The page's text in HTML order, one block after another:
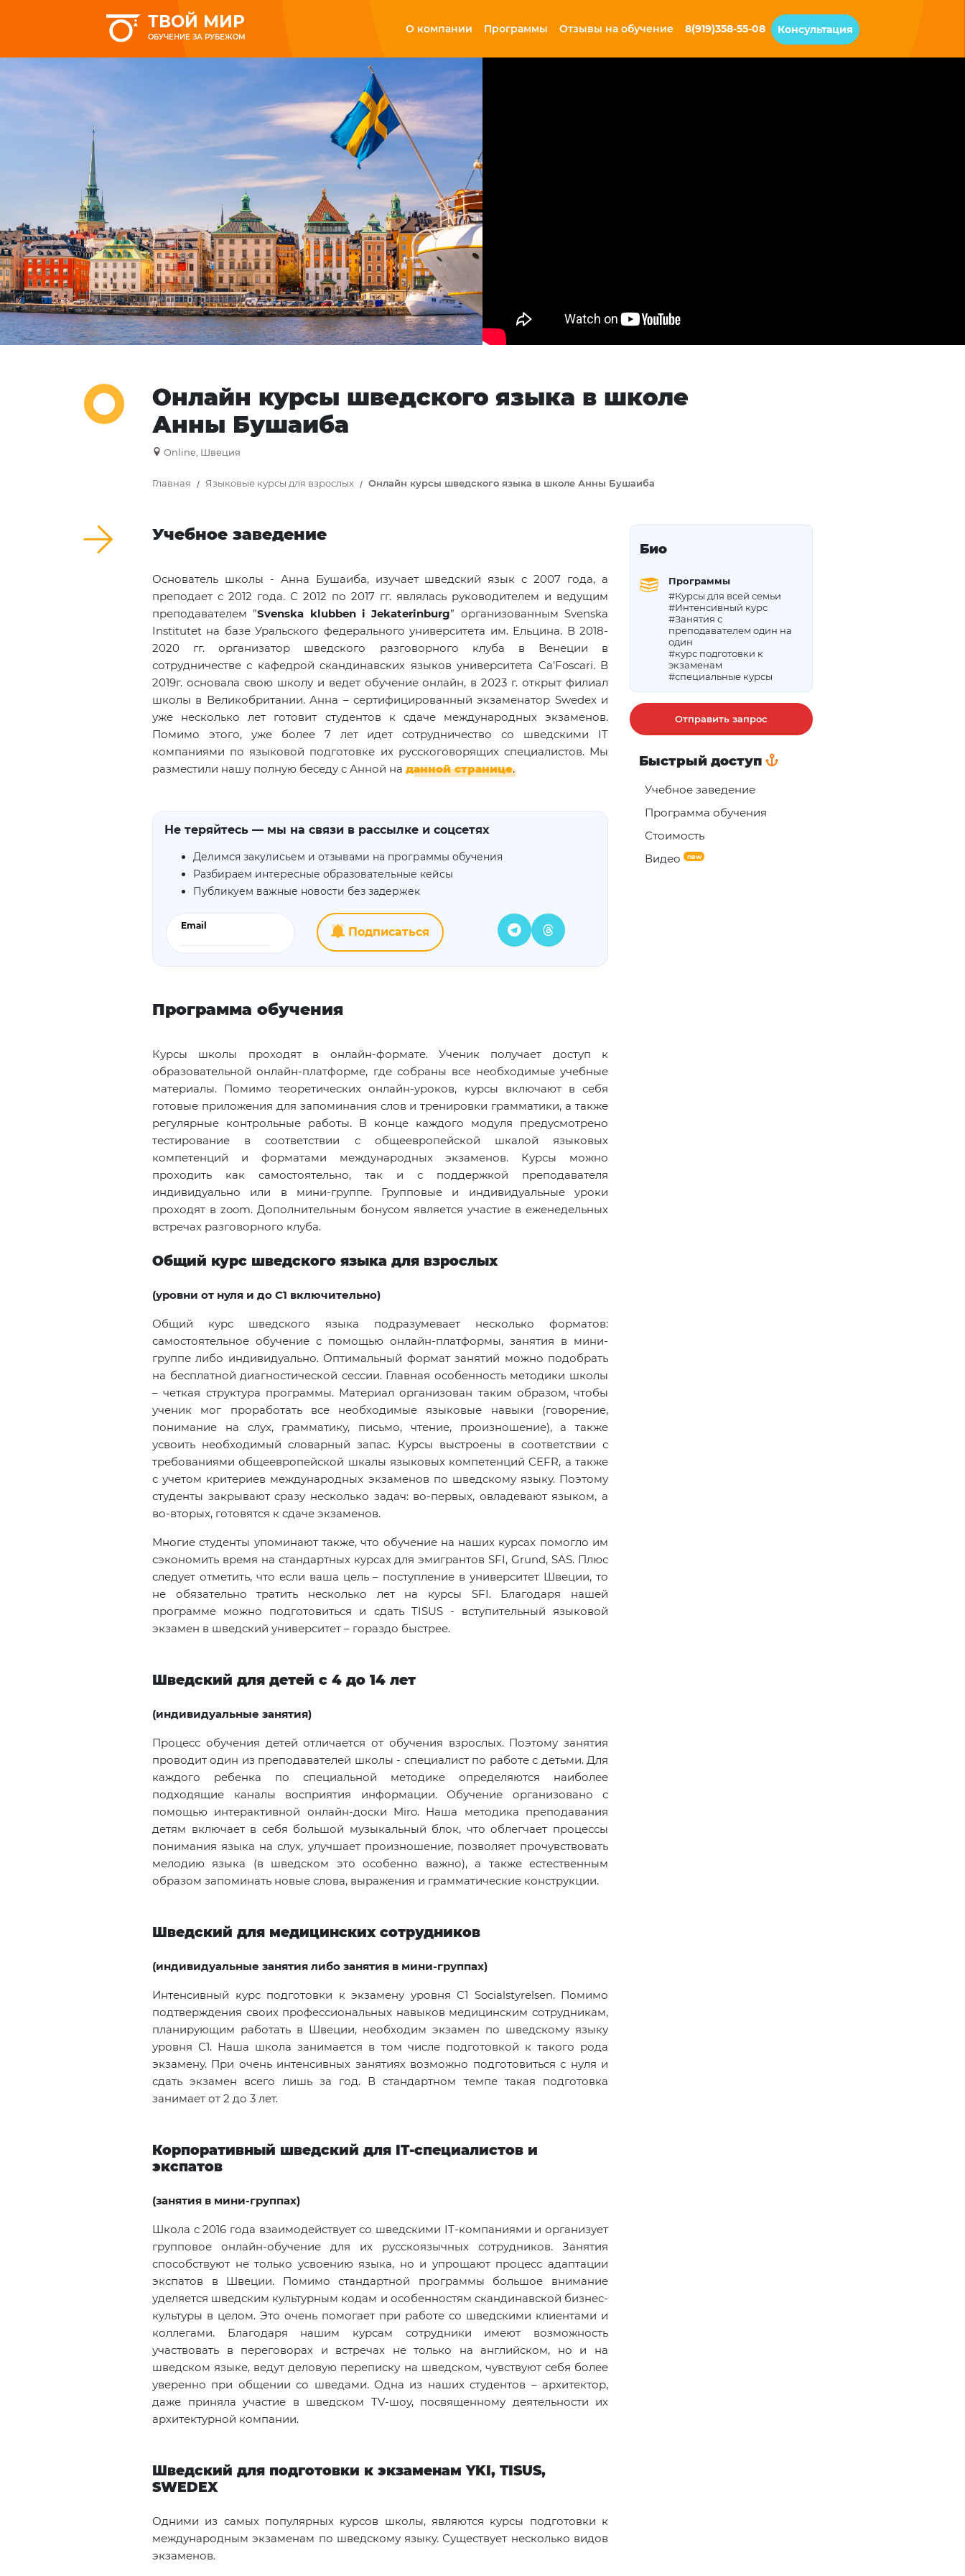
ТВОЙ МИР
ОБУЧЕНИЕ ЗА РУБЕЖОМ
О компании Программы Отзывы на обучение 8(919)358-55-08 Консультация
Онлайн курсы шведского языка в школе
Анны Бушаиба
Online, Швеция
Главная Языковые курсы для взрослых Онлайн курсы шведского языка в школе Анны Бушаиба
Учебное заведение
Основатель школы - Анна Бушаиба, изучает шведский язык с 2007 года, а
преподает с 2012 года. С 2012 по 2017 гг. являлась руководителем и ведущим
преподавателем ”Svenska klubben i Jekaterinburg” организованнымSvenska
Institutet на базе Уральского федерального университета им. Ельцина. В 2018-
2020 гг. организатор шведского разговорного клуба в Венеции в
сотрудничестве с кафедрой скандинавских языков университета Ca’Foscari. В
2019г. основала свою школу и ведет обучение онлайн, в 2023 г. открыт филиал
школы в Великобритании. Анна – сертифицированный экзаменатор Swedex и
уже несколько лет готовит студентов к сдаче международных экзаменов.
Помимо этого, уже более 7 лет идет сотрудничество со шведскими IT
компаниями по языковой подготовке их русскоговорящих специалистов. Мы
разместили нашу полную беседу с Анной на данной странице.
Не теряйтесь — мы на связи в рассылке и соцсетях
Делимся закулисьем и отзывами на программы обучения
Разбираем интересные образовательные кейсы
Публикуем важные новости без задержек
Email Подписаться
Программа обучения
Курсы школы проходят в онлайн-формате. Ученик получает доступ к
образовательной онлайн-платформе, где собраны все необходимые учебные
материалы. Помимо теоретических онлайн-уроков, курсы включают в себя
готовые приложения для запоминания слов и тренировки грамматики, а также
регулярные контрольные работы. В конце каждого модуля предусмотрено
тестирование в соответствии с общеевропейской шкалой языковых
компетенций и форматами международных экзаменов. Курсы можно
проходить как самостоятельно, так и с поддержкой преподавателя
индивидуально или в мини-группе. Групповые и индивидуальные уроки
проходят в zoom. Дополнительным бонусом является участие в еженедельных
встречах разговорного клуба.
Общий курс шведского языка для взрослых
(уровни от нуля и до С1 включительно)
Общий курс шведского языка подразумевает несколько форматов:
самостоятельное обучение с помощью онлайн-платформы, занятия в мини-
группе либо индивидуально. Оптимальный формат занятий можно подобрать
на бесплатной диагностической сессии. Главная особенность методики школы
– четкая структура программы. Материал организован таким образом, чтобы
ученик мог проработать все необходимые языковые навыки (говорение,
понимание на слух, грамматику, письмо, чтение, произношение), а также
усвоить необходимый словарный запас. Курсы выстроены в соответствии с
требованиями общеевропейской шкалы языковых компетенцийCEFR, а также
с учетом критериев международных экзаменов по шведскому языку. Поэтому
студенты закрывают сразу несколько задач: во-первых, овладевают языком, а
во-вторых, готовятся к сдаче экзаменов.
Многие студенты упоминают также, что обучение на наших курсах помогло им
сэкономить время на стандартных курсах для эмигрантовSFI,Grund,SAS. Плюс
следует отметить, что если ваша цель – поступление в университет Швеции, то
не обязательно тратить несколько лет на курсы SFI. Благодаря нашей
программе можно подготовиться и сдать TISUS- вступительный языковой
экзамен в шведский университет – гораздо быстрее.
Шведский для детей с 4 до 14 лет
(индивидуальные занятия)
Процесс обучения детей отличается от обучения взрослых. Поэтому занятия
проводит один из преподавателей школы - специалист по работе с детьми. Для
каждого ребенка по специальной методике определяются наиболее
подходящие каналы восприятия информации. Обучение организовано с
помощью интерактивной онлайн-доски Miro. Наша методика преподавания
детям включает в себя большой музыкальный блок, что облегчает процессы
понимания языка на слух, улучшает произношение, позволяет прочувствовать
мелодию языка (в шведском это особенно важно), а также естественным
образом запоминать новые слова, выражения и грамматические конструкции.
Шведский для медицинских сотрудников
(индивидуальные занятия либо занятия в мини-группах)
Интенсивный курс подготовки к экзамену уровня C1 Socialstyrelsen. Помимо
подтверждения своих профессиональных навыков медицинским сотрудникам,
планирующим работать в Швеции, необходим экзамен по шведскому языку
уровня С1. Наша школа занимается в том числе подготовкой к такого рода
экзамену. При очень интенсивных занятиях возможно подготовиться с нуля и
сдать экзамен всего лишь за год. В стандартном темпе такая подготовка
занимает от 2 до 3 лет.
Корпоративный шведский для IT-специалистов и
экспатов
(занятия в мини-группах)
Школа с 2016 года взаимодействует со шведскими IT-компаниями и организует
групповое онлайн-обучение для их русскоязычных сотрудников. Занятия
способствуют не только усвоению языка, но и упрощают процесс адаптации
экспатов в Швеции. Помимо стандартной программы большое внимание
уделяется шведским культурным кодам и особенностям скандинавской бизнес-
культуры в целом. Это очень помогает при работе со шведскими клиентами и
коллегами. Благодаря нашим курсам сотрудники имеют возможность
участвовать в переговорах и встречах не только на английском, но и на
шведском языке, ведут деловую переписку на шведском, чувствуют себя более
уверенно при общении со шведами. Одна из наших студентов – архитектор,
даже приняла участие в шведском TV-шоу, посвященному деятельности их
архитектурной компании.
Шведский для подготовки к экзаменамYKI, TISUS,
SWEDEX
Одними из самых популярных курсов школы, являются курсы подготовки к
международным экзаменам по шведскому языку. Существует несколько видов
экзаменов.
Био
Программы
#Курсы для всей семьи
#Интенсивный курс
#Занятия с
преподавателем один на
один
#курс подготовки к
экзаменам
#специальные курсы
Отправить запрос
Быстрый доступ
Учебное заведение
Программа обучения
Стоимость
Видео
new